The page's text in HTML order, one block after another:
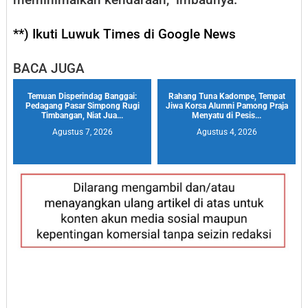
**) Ikuti Luwuk Times di Google News
BACA JUGA
Temuan Disperindag Banggai:
Pedagang Pasar Simpong Rugi
Timbangan, Niat Jua...
Agustus 7, 2026
Rahang Tuna Kadompe, Tempat
Jiwa Korsa Alumni Pamong Praja
Menyatu di Pesis...
Agustus 4, 2026